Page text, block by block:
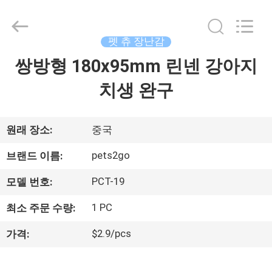
집
품
우
리
2020
Pets2Go
Trading
Co.Ltd.
펫 츄 장난감
쌍방형 180x95mm 린넨 강아지
치생 완구
원래 장소: 중국
브랜드 이름: pets2go
모델 번호: PCT-19
최소 주문 수량: 1 PC
가격: $2.9/pcs